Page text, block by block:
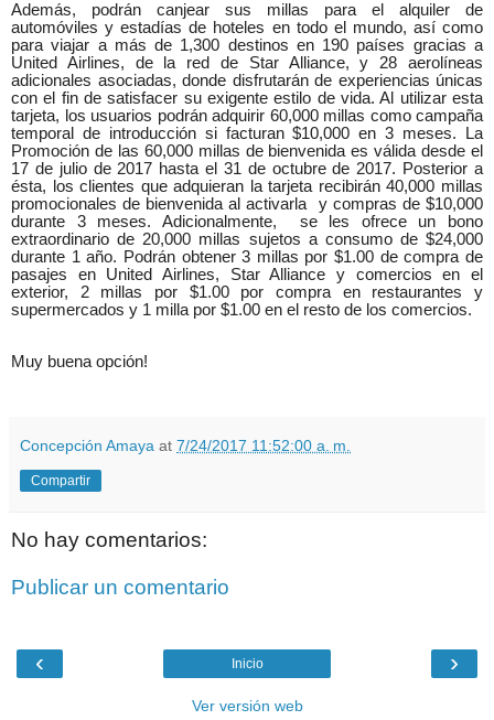
Además, podrán canjear sus millas para el alquiler de
automóviles y estadías de hoteles en todo el mundo, así como
para viajar a más de 1,300 destinos en 190 países gracias a
United Airlines, de la red de Star Alliance, y 28 aerolíneas
adicionales asociadas, donde disfrutarán de experiencias únicas
con el fin de satisfacer su exigente estilo de vida. Al utilizar esta
tarjeta, l os usuarios podrán adquirir 60,000 millas como campaña
temporal de introducción si facturan $10,000 en 3 meses. La
Promoción de las 60,000 millas de bienvenida es válida desde el
17 de julio de 2017 hasta el 31 de octubre de 2017. Posterior a
ésta, los clientes que adquieran la tarjeta recibirán 40,000 millas
promocionales de bienvenida al activarla
y compras de $10,000
durante 3 meses. Adicionalmente, se les ofrece un bono
extraordinario de 20,000 millas sujetos a consumo de $24,000
durante 1 año. Podrán obtener 3 millas por $1.00 de compra de
pasajes en United Airlines, Star Alliance y comercios en el
exterior, 2 millas por $1.00 por compra en restaurantes y
supermercados y 1 milla por $1.00 en el resto de los comercios.
Muy buena opción!
Concepción Amaya at 7/24/2017 11:52:00 a. m.
Compartir
No hay comentarios:
Publicar un comentario
‹ ›
Inicio
Ver versión web